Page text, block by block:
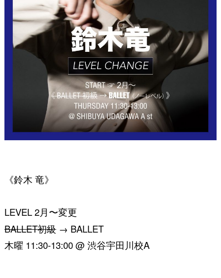
《鈴木 竜》
LEVEL 2月〜変更
BALLET初級→ BALLET
木曜 11:30-13:00 @ 渋谷宇田川校A